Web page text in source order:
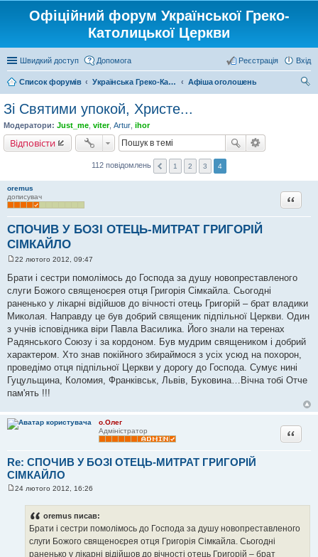
Офіційний форум Української Греко-
Католицької Церкви
Швидкий доступ Допомога Вхід
Реєстрація
Список форумів Українська Греко-Католицька Церква
Афіша оголошень
Зі Святими упокой, Христе...
Модератори: Just_me viter, Artur ihor
Відповісти
112 повідомлень 1 2 3 4
oremus
дописувач
СПОЧИВ У БОЗІ ОТЕЦЬ-МИТРАТ ГРИГОРІЙ
СІМКАЙЛО
Цитата
в
і
о
м
е
н
я
22 лютого 2012, 09:47
Брати і сестри помолімось до Господа за душу новопреставленого
слуги Божого священоєрея отця Григорія Сімкайла. Сьогодні
раненько у лікарні відійшов до вічності отець Григорій – брат владики
Миколая. Направду це був добрий священик підпільної Церкви. Один
з учнів ісповідника віри Павла Василика. Його знали на теренах
Радянського Союзу і за кордоном. Був мудрим священиком і добрий
характером. Хто знав покійного збираймося з усіх усюд на похорон,
проведімо отця підпільної Церкви у дорогу до Господа. Сумує нині
Гуцульщина, Коломия, Франківськ, Львів, Буковина…Вічна тобі Отче
пам'ять !!!
о.Олег
Адміністратор
Re: СПОЧИВ У БОЗІ ОТЕЦЬ-МИТРАТ ГРИГОРІЙ
СІМКАЙЛО
Цитата
24 лютого 2012, 16:26
oremus писав:
Брати і сестри помолімось до Господа за душу новопреставленого
слуги Божого священоєрея отця Григорія Сімкайла. Сьогодні
раненько у лікарні відійшов до вічності отець Григорій – брат